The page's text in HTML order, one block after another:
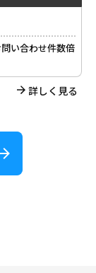
い合わせ件数倍
詳しく見る